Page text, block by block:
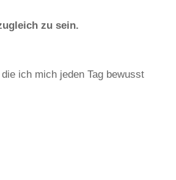
zu sein.
ich mich jeden Tag bewusst